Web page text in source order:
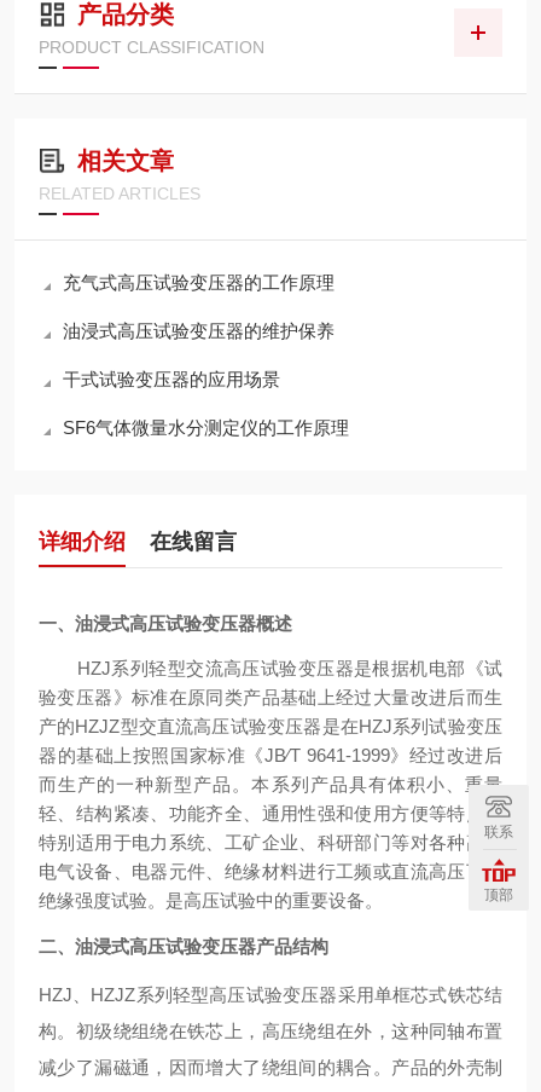
产品分类
PRODUCT CLASSIFICATION
相关文章
RELATED ARTICLES
充气式高压试验变压器的工作原理
油浸式高压试验变压器的维护保养
干式试验变压器的应用场景
SF6气体微量水分测定仪的工作原理
详细介绍 在线留言
一、 油浸式高压试验变压器概述
HZJ系列轻型交流高压试验变压器是根据机电部《试
验变压器》标准在原同类产品基础上经过大量改进后而生
产的HZJZ型交直流高压试验变压器是在HZJ系列试验变压
器的基础上按照国家标准《JB∕T 9641-1999》经过改进后
而生产的一种新型产品。本系列产品具有体积小、重量
轻、结构紧凑、功能齐全、通用性强和使用方便等特点。
特别适用于电力系统、工矿企业、科研部门等对各种高压
电气设备、电器元件、绝缘材料进行工频或直流高压下的
绝缘强度试验。是高压试验中的重要设备。
二、 油浸式高压试验变压器产品结构
HZJ、HZJZ系列轻型高压试验变压器采用单框芯式铁芯结
构。初级绕组绕在铁芯上，高压绕组在外，这种同轴布置
减少了漏磁通，因而增大了绕组间的耦合。产品的外壳制
联系
顶部